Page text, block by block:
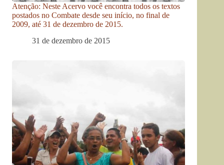
Atenção: Neste Acervo você encontra todos os textos
postados no Combate desde seu início, no final de
2009, até 31 de dezembro de 2015.
31 de dezembro de 2015